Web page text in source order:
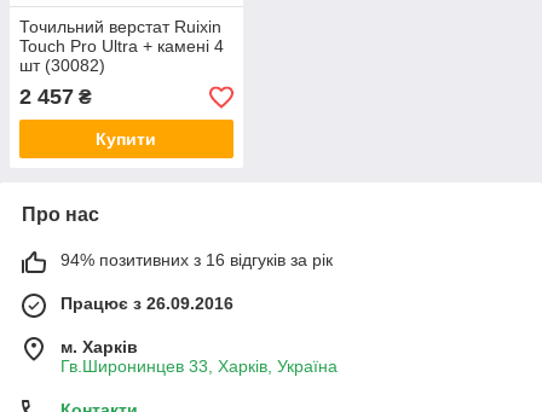
Точильний верстат Ruixin
Touch Pro Ultra + камені 4
шт (30082)
2 457 ₴
Купити
Про нас
94% позитивних з 16 відгуків за рік
Працює з 26.09.2016
м. Харків
Гв.Широнинцев 33, Харків, Україна